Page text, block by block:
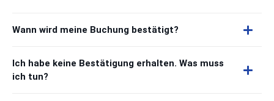
Wann wird meine Buchung bestätigt?
Ich habe keine Bestätigung erhalten. Was muss
ich tun?